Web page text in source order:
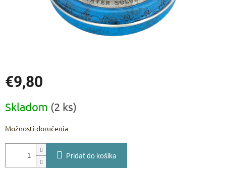
€9,80
cena:
Skladom (2 ks)
Možnosti doručenia
Pridať do košíka